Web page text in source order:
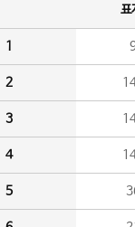
표
1
2
3
4
5